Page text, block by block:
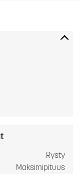
Rysty
Maksimipituus